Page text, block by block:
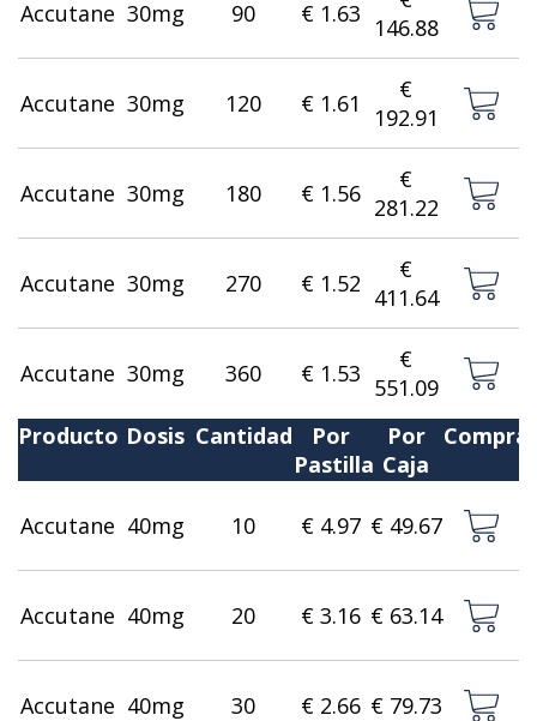
Accutane 30mg 90 € 1.63 146.88
Accutane 30mg 120 € 1.61
€
192.91
Accutane 30mg 180 € 1.56
€
281.22
Accutane 30mg 270 € 1.52
€
411.64
Accutane 30mg 360 € 1.53
€
551.09
Producto Dosis Cantidad
Por
Pastilla
Por
Caja
Accutane 40mg 10 € 4.97 € 49.67
Accutane 40mg 20 € 3.16 € 63.14
Accutane 40mg 30 € 2.66 € 79.73